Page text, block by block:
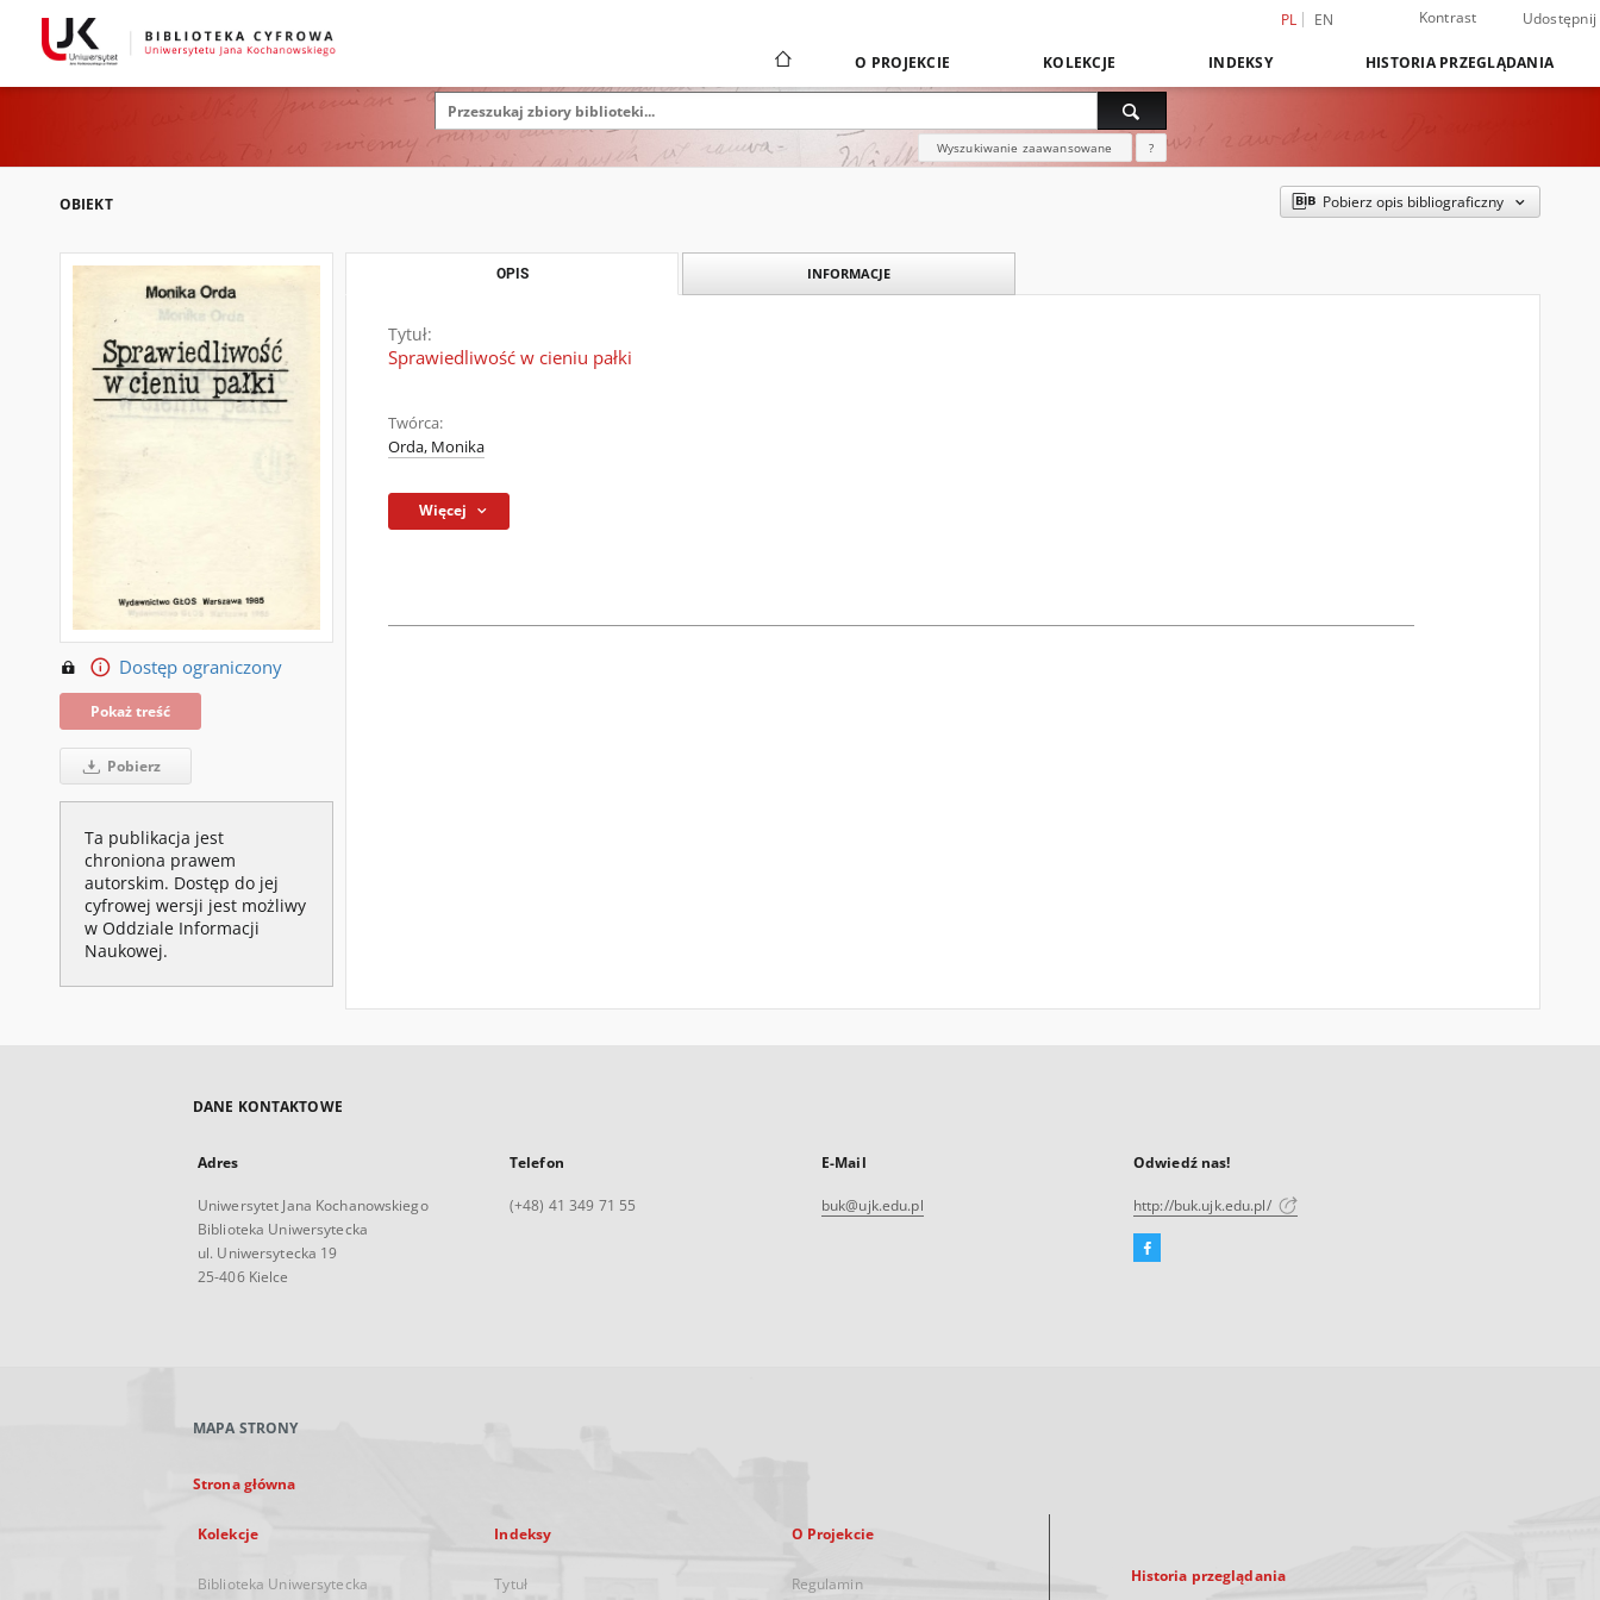
PL EN Kontrast Udostępnij
O PROJEKCIE KOLEKCJE INDEKSY HISTORIA PRZEGLĄDANIA
Wyszukiwanie zaawansowane ?
OBIEKT Pobierz opis bibliograficzny
Dostęp ograniczony
Pokaż treść
Pobierz
Ta publikacja jest
chroniona prawem
autorskim. Dostęp do jej
cyfrowej wersji jest możliwy
w Oddziale Informacji
Naukowej.
OPIS INFORMACJE
Tytuł:
Sprawiedliwość w cieniu pałki
Twórca:
Orda, Monika
Więcej
DANE KONTAKTOWE
Adres
Uniwersytet Jana Kochanowskiego
Biblioteka Uniwersytecka
ul. Uniwersytecka 19
25-406 Kielce
Telefon
(+48) 41 349 71 55
E-Mail
buk@ujk.edu.pl
Odwiedź nas!
http://buk.ujk.edu.pl/
Facebook
MAPA STRONY
Strona główna
Kolekcje
Biblioteka Uniwersytecka
Indeksy
Tytuł
O Projekcie
Regulamin Historia przeglądania